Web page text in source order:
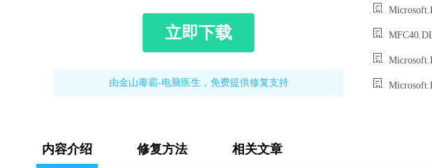
立即下载
由金山毒霸-电脑医生，免费提供修复支持
内容介绍 修复方法 相关文章